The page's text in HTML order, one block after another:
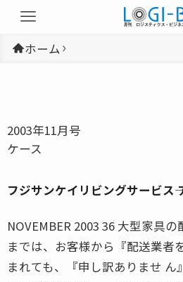
ホーム
2003年11月号
ケース
フジサンケイリビングサービス
NOVEMBER 2003 36 大型家具
までは、お客様から『配送業者
まれても、『申し訳ありませ ん